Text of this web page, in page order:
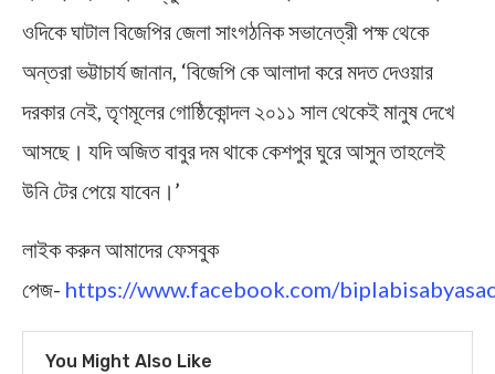
ওদিকে ঘাটাল বিজেপির জেলা সাংগঠনিক সভানেত্রী পক্ষ থেকে
অন্তরা ভট্টাচার্য জানান, ‘বিজেপি কে আলাদা করে মদত দেওয়ার
দরকার নেই, তৃণমূলের গোষ্ঠিকোন্দল ২০‍১১ সাল থেকেই মানুষ দেখে
আসছে। যদি অজিত বাবুর দম থাকে কেশপুর ঘুরে আসুন তাহলেই
উনি টের পেয়ে যাবেন।’
লাইক করুন আমাদের ফেসবুক
পেজ- https://www.facebook.com/
You Might Also Like